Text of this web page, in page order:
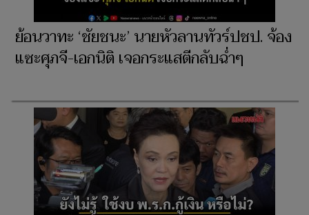
ย้อนวาทะ ‘ชัยชนะ’ นายหัวลานทัวร์ปชป. จ้อง
แซะศุภจี-เอกนิติ เจอกระแสตีกลับฉ่ำๆ